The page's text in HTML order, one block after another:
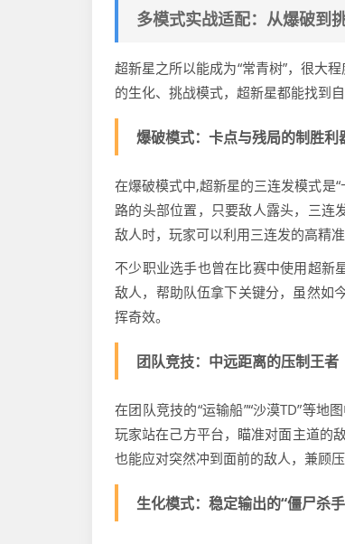
多模式实战适配：从爆破到
超新星之所以能成为“常青树”，很大
的生化、挑战模式，超新星都能找到自
爆破模式：卡点与残局的制胜利
在爆破模式中,超新星的三连发模式是
路的头部位置，只要敌人露头，三
敌人时，玩家可以利用三连发的高精
不少职业选手也曾在比赛中使用超新
敌人，帮助队伍拿下关键分，虽然如
挥奇效。
团队竞技：中远距离的压制王者
在团队竞技的“运输船”“沙漠TD”等地
玩家站在己方平台，瞄准对面主道的
也能应对突然冲到面前的敌人，兼顾压
生化模式：稳定输出的“僵尸杀